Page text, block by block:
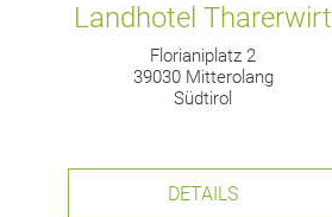
Landhotel Tharerwirt
Florianiplatz 2
39030 Mitterolang
Südtirol
DETAILS